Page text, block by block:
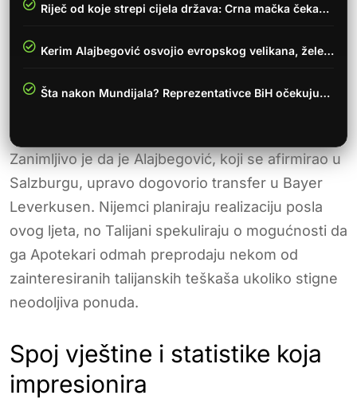
Riječ od koje strepi cijela država: Crna mačka čeka…
Kerim Alajbegović osvojio evropskog velikana, žele…
Šta nakon Mundijala? Reprezentativce BiH očekuju…
Zanimljivo je da je Alajbegović, koji se afirmirao u
Salzburgu, upravo dogovorio transfer u Bayer
Leverkusen. Nijemci planiraju realizaciju posla
ovog ljeta, no Talijani spekuliraju o mogućnosti da
ga Apotekari odmah preprodaju nekom od
zainteresiranih talijanskih teškaša ukoliko stigne
neodoljiva ponuda.
Spoj vještine i statistike koja
impresionira